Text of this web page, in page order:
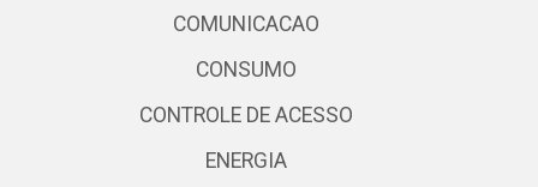
COMUNICACAO
CONSUMO
CONTROLE DE ACESSO
ENERGIA